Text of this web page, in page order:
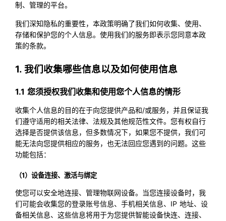
制、管理的平台。
我们深知隐私的重要性，本政策明确了我们如何收集、使用、
存储和保护您的个人信息。使用我们的服务即表示您同意本政
策的条款。
1. 我们收集哪些信息以及如何使用信息
1.1 您须授权我们收集和使用您个人信息的情形
收集个人信息的目的在于向您提供产品和/或服务，并且保证我
们遵守适用的相关法律、法规及其他规范性文件。您有权自行
选择是否提供该信息，但多数情况下，如果您不提供，我们可
能无法向您提供相应的服务，也无法回应您遇到的问题。这些
功能包括：
（1）设备连接、激活与绑定
使您可以安全地连接、管理物联网设备。当您连接设备时，我
们可能会收集您的登录账号信息、手机相关信息、IP 地址、设
备相关信息、这些信息将用于为您提供智能设备快连、连接、